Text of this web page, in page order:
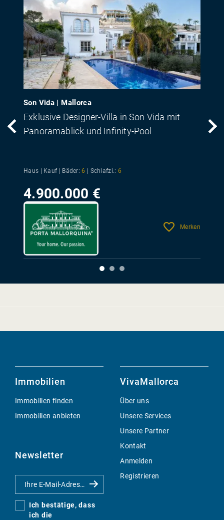
Son Vida | Mallorca
Exklusive Designer-Villa in Son Vida mit
Panoramablick und Infinity-Pool
Haus | Kauf | Bäder: 6 Schlafzi.: 6
4.900.000 €
Merken
Immobilien
Immobilien finden
Immobilien anbieten
Newsletter
Ich bestätige, dass
ich die
VivaMallorca
Über uns
Unsere Services
Unsere Partner
Kontakt
Anmelden
Registrieren